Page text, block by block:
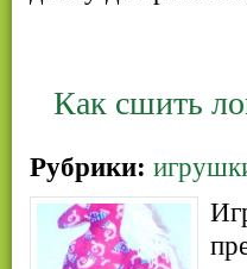
Как сшить
Рубрики: